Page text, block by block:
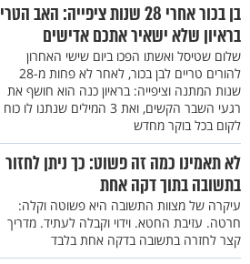
בן בכור אחרי 28 שנות ציפייה: האב הטרי
בראיון שלא ישאיר אתכם אדישים
שלום שטיסל ואשתו הפכו ביום שישי האחרון
להורים טריים לבן בכור, לאחר לא פחות מ-28
שנות המתנה וציפייה: בראיון כנה הוא חושף את
רגעי השבר הקשים, ואת 3 המילים שנתנו לו כוח
לקום בכל בוקר מחדש
לא תאמינו כמה זה פשוט: כך ניתן לחזור
בתשובה בתוך דקה אחת
עיקרה של מצוות התשובה היא פשוטה וקלה:
חרטה. עזיבת החטא. וידוי וקבלה לעתיד. מדריך
קצר לחזרה בתשובה בדקה אחת בלבד